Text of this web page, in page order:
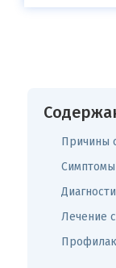
Причины
Симптомы
Лечение